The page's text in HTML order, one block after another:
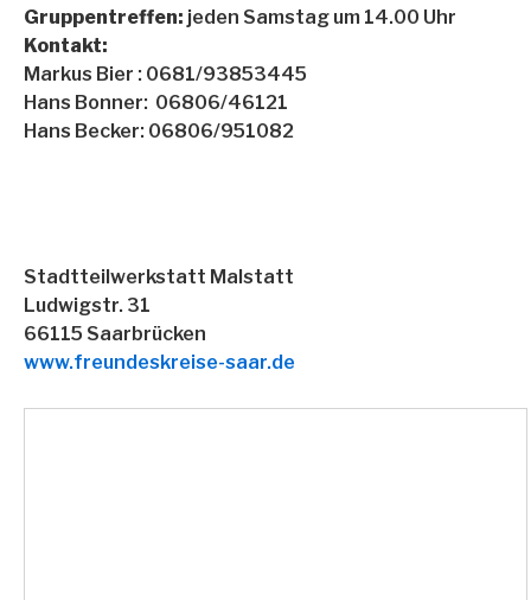
Gruppentreffen: jeden Samstag um 14.00 Uhr
Kontakt:
Markus Bier : 0681/93853445
Hans Bonner: 06806/46121
Hans Becker: 06806/951082
Stadtteilwerkstatt Malstatt
Ludwigstr. 31
66115 Saarbrücken
www.freundeskreise-saar.de